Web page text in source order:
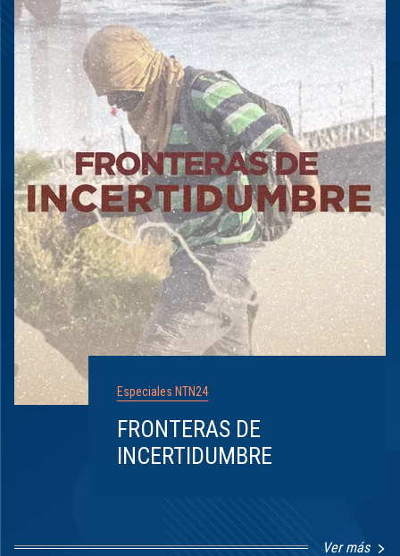
Especiales NTN24
FRONTERAS DE
INCERTIDUMBRE
Ver más